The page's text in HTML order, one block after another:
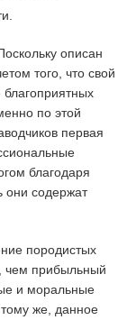
описан
того, что свой
по этой
первая
благодаря
они содержат
породистых
чем прибыльный
и моральные
же, данное